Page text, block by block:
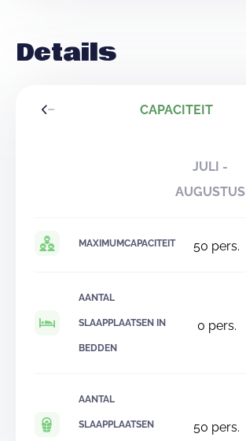
Details
CAPACITEIT
JULI -
AUGUSTUS
MAXIMUMCAPACITEIT 50 pers.
AANTAL
SLAAPPLAATSEN IN
BEDDEN
0 pers.
AANTAL
SLAAPPLAATSEN 50 pers.